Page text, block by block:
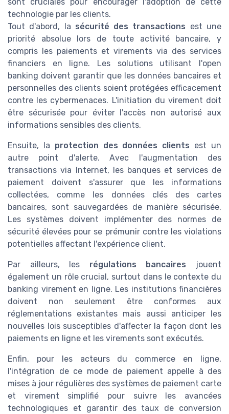
sont cruciales pour encourager l'adoption de cette
technologie par les clients.
Tout d'abord, la sécurité des transactions est une
priorité absolue lors de toute activité bancaire, y
compris les paiements et virements via des services
financiers en ligne. Les solutions utilisant l'open
banking doivent garantir que les données bancaires et
personnelles des clients soient protégées efficacement
contre les cybermenaces. L'initiation du virement doit
être sécurisée pour éviter l'accès non autorisé aux
informations sensibles des clients.
Ensuite, la protection des données clients est un
autre point d'alerte. Avec l'augmentation des
transactions via Internet, les banques et services de
paiement doivent s'assurer que les informations
collectées, comme les données clés des cartes
bancaires, sont sauvegardées de manière sécurisée.
Les systèmes doivent implémenter des normes de
sécurité élevées pour se prémunir contre les violations
potentielles affectant l'expérience client.
Par ailleurs, les régulations bancaires jouent
également un rôle crucial, surtout dans le contexte du
banking virement en ligne. Les institutions financières
doivent non seulement être conformes aux
réglementations existantes mais aussi anticiper les
nouvelles lois susceptibles d'affecter la façon dont les
paiements en ligne et les virements sont exécutés.
Enfin, pour les acteurs du commerce en ligne,
l'intégration de ce mode de paiement appelle à des
mises à jour régulières des systèmes de paiement carte
et virement simplifié pour suivre les avancées
technologiques et garantir des taux de conversion